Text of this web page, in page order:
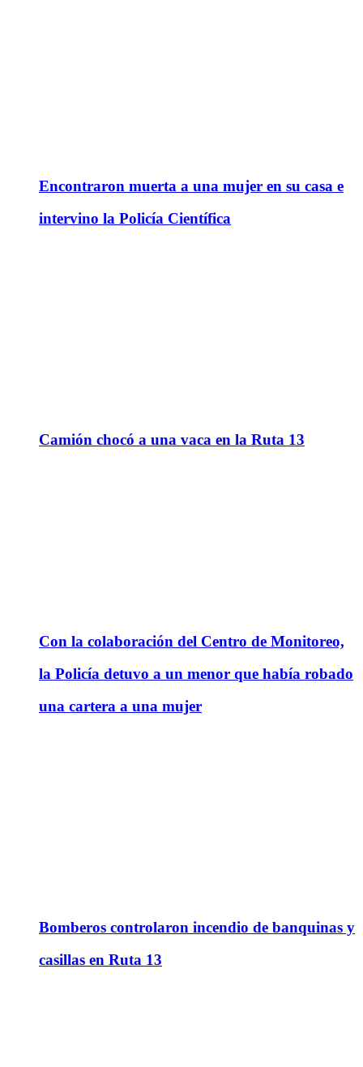
Encontraron muerta a una mujer en su casa e
intervino la Policía Científica
Camión chocó a una vaca en la Ruta 13
Con la colaboración del Centro de Monitoreo,
la Policía detuvo a un menor que había robado
una cartera a una mujer
Bomberos controlaron incendio de banquinas y
casillas en Ruta 13